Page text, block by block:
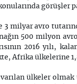
görüşler
3 milyar avro
500 milyon
2016 yılı,
Afrika ülkelerine
ülkeler